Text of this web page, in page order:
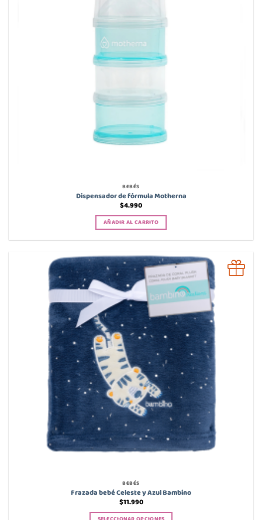
BEBÉS
Dispensador de fórmula Motherna
$4.990
AÑADIR AL CARRITO
BEBÉS
Frazada bebé Celeste y Azul Bambino
$11.990